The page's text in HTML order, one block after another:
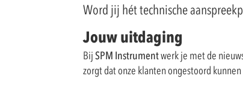
Word jij hét technische
Jouw uitdaging
BijSPM Instrumentwerk je met de
zorgt dat onze klanten ongestoord